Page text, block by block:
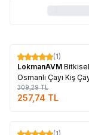
%17
(1)
LokmanAVM Bitkisel
Osmanlı Çayı Kış
Paket
309,29TL
257,74 TL